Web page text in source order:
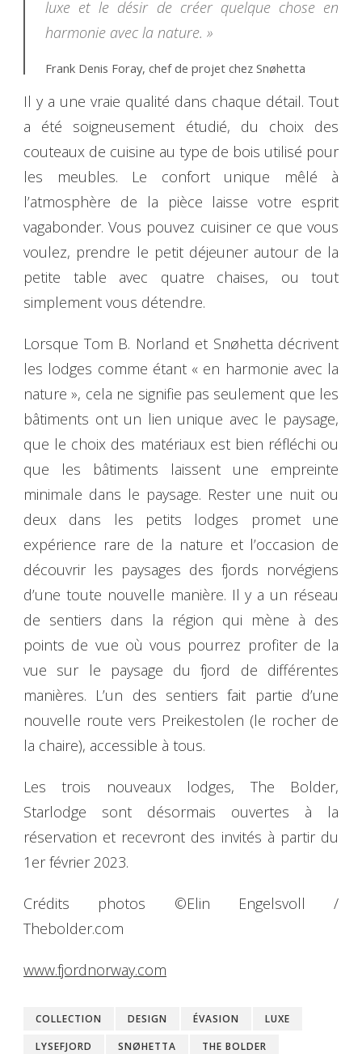
luxe et le désir de créer quelque chose en
harmonie avec la nature. »
Frank Denis Foray, chef de projet chez Snøhetta
Il y a une vraie qualité dans chaque détail. Tout
a été soigneusement étudié, du choix des
couteaux de cuisine au type de bois utilisé pour
les meubles. Le confort unique mêlé à
l’atmosphère de la pièce laisse votre esprit
vagabonder. Vous pouvez cuisiner ce que vous
voulez, prendre le petit déjeuner autour de la
petite table avec quatre chaises, ou tout
simplement vous détendre.
Lorsque Tom B. Norland et Snøhetta décrivent
les lodges comme étant « en harmonie avec la
nature », cela ne signifie pas seulement que les
bâtiments ont un lien unique avec le paysage,
que le choix des matériaux est bien réfléchi ou
que les bâtiments laissent une empreinte
minimale dans le paysage. Rester une nuit ou
deux dans les petits lodges promet une
expérience rare de la nature et l’occasion de
découvrir les paysages des fjords norvégiens
d’une toute nouvelle manière. Il y a un réseau
de sentiers dans la région qui mène à des
points de vue où vous pourrez profiter de la
vue sur le paysage du fjord de différentes
manières. L’un des sentiers fait partie d’une
nouvelle route vers Preikestolen (le rocher de
la chaire), accessible à tous.
Les trois nouveaux lodges, The Bolder,
Starlodge sont désormais ouvertes à la
réservation et recevront des invités à partir du
1er février 2023.
Crédits photos ©Elin Engelsvoll /
Thebolder.com
www.fjordnorway.com
COLLECTION DESIGN ÉVASION
LUXE
LYSEFJORD
SNØHETTA
THE BOLDER